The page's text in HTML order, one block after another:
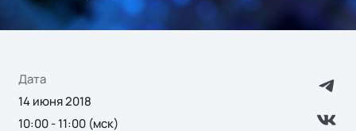
Дата
14 июня 2018
10:00 - 11:00 (мск)